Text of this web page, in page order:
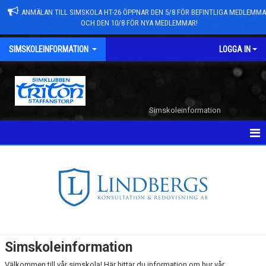
ANMÄLAN TILL SIMSKOLA HT-26 ÖPPNAR DEN 5/8 FÖR BEFINTLIGA
OCH DEN 10/8 FÖR NYA MEDLEMMAR!
SIMSKOLEINFORMATION LOGGA IN
Simskoleinformation
SOMMARSIMSKOLA 2026
Simskoleinformation